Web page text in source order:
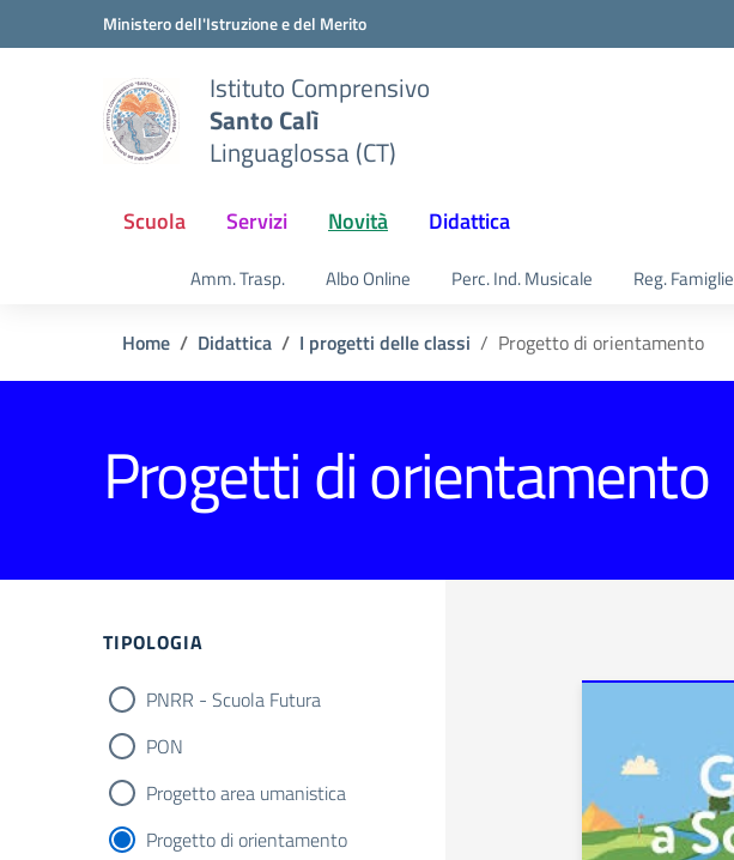
Vai ai contenuti
Vai al menu di navigazioneMinistero dell'Istruzione e del Merito
Istituto Comprensivo
Santo Calì
Linguaglossa (CT)
Scuola Servizi Novità Didattica
Amm. Trasp. Albo Online Perc. Ind. Musicale Reg. Famiglie
Home Didattica I progetti delle classi Progetto di orientamento
Progetti di orientamento
Filtri
TIPOLOGIA
PNRR - Scuola Futura
PON
Progetto area umanistica
Progetto di orientamento